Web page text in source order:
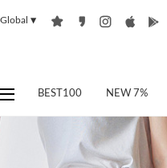
Global ▼
BEST100 NEW 7%